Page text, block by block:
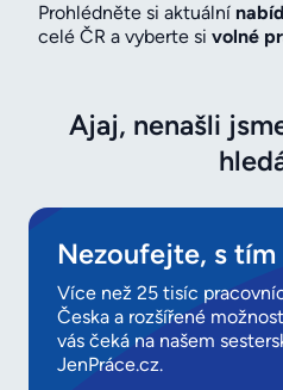
Prohlédněte si aktuální
celé ČR a vyberte si volné
větší jistotou, že jste na
nástupem si navíc snadno
na pohovor. Porovnejte
který vám bude opravdu
Ajaj, nenašli
Nezoufejte, s
Více než 25 tisíc
Česka a rozšířené
vás čeká na našem
JenPráce.cz.